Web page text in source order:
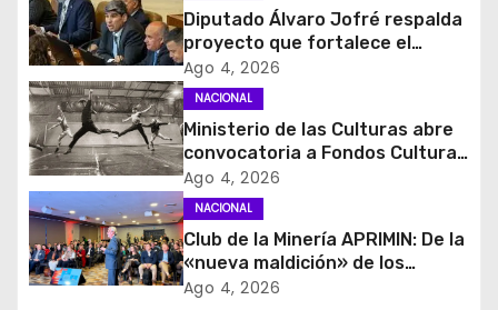
i
ó
n
d
e
e
Diputado Álvaro Jofré respalda
proyecto que fortalece el
control de identidad durante
estados de excepción
Ago 4, 2026
NACIONAL
Ministerio de las Culturas abre
convocatoria a Fondos Cultura
2027 con foco en
transparencia, innovación y
acceso ciudadano
Ago 4, 2026
NACIONAL
Club de la Minería APRIMIN: De la
«nueva maldición» de los
recursos al rol clave de los
Ago 4, 2026